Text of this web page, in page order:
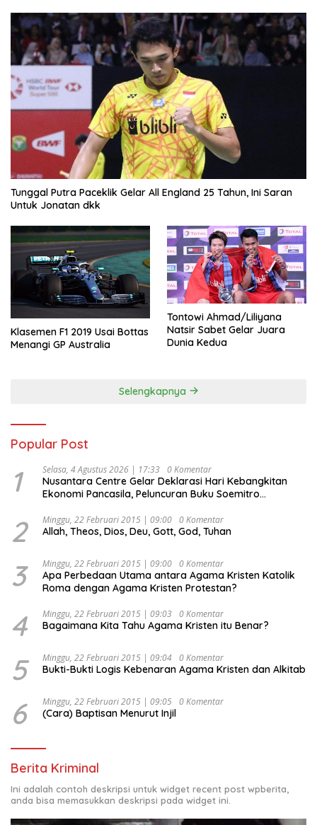
Tunggal Putra Paceklik Gelar All England 25 Tahun, Ini Saran
Untuk Jonatan dkk
Klasemen F1 2019 Usai Bottas
Menangi GP Australia
Tontowi Ahmad/Liliyana
Natsir Sabet Gelar Juara
Dunia Kedua
Selengkapnya
Popular Post
1 Selasa, 4 Agustus 2026 | 17:33 0 Komentar
Nusantara Centre Gelar Deklarasi Hari Kebangkitan
Ekonomi Pancasila, Peluncuran Buku Soemitro
Ekonomi Politik Indonesia) & Simposium Nasional
“Urgensi Undang-Undang Perekonomian Nasional dan
Indonesia Emas 2045”,
2 Minggu, 22 Februari 2015 | 09:00 0 Komentar
Allah, Theos, Dios, Deu, Gott, God, Tuhan
3 Minggu, 22 Februari 2015 | 09:00 0 Komentar
Apa Perbedaan Utama antara Agama Kristen Katolik
Roma dengan Agama Kristen Protestan?
4 Minggu, 22 Februari 2015 | 09:03 0 Komentar
Bagaimana Kita Tahu Agama Kristen itu Benar?
5 Minggu, 22 Februari 2015 | 09:04 0 Komentar
Bukti-Bukti Logis Kebenaran Agama Kristen dan Alkitab
6 Minggu, 22 Februari 2015 | 09:05 0 Komentar
(Cara) Baptisan Menurut Injil
Berita Kriminal
Ini adalah contoh deskripsi untuk widget recent post wpberita,
anda bisa memasukkan deskripsi pada widget ini.